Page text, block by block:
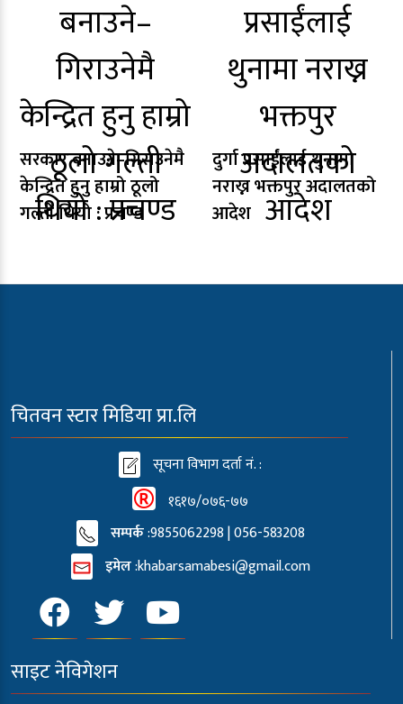
सरकार बनाउने–गिराउनेमै
केन्द्रित हुनु हाम्रो ठूलो
गल्ती थियो : प्रचण्ड
दुर्गा प्रसाईंलाई थुनामा
नराख्न भक्तपुर अदालतको
आदेश
चितवन स्टार मिडिया प्रा.लि
सूचना विभाग दर्ता नं. :
१६१७/०७६-७७
सम्पर्क:9855062298 | 056-583208
इमेल:khabarsamabesi@gmail.com
साइट नेविगेशन